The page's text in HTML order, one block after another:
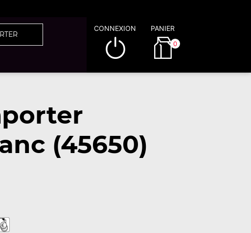
CONNEXION PANIER
0
(45650)